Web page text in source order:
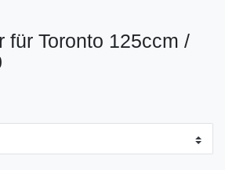
für Toronto 125ccm /